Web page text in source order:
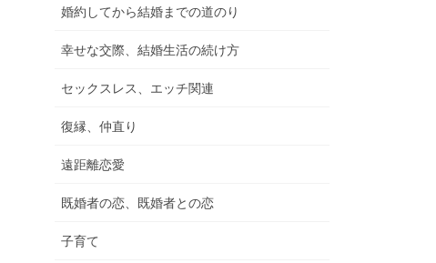
婚約してから結婚までの道のり
幸せな交際、結婚生活の続け方
セックスレス、エッチ関連
復縁、仲直り
遠距離恋愛
既婚者の恋、既婚者との恋
子育て